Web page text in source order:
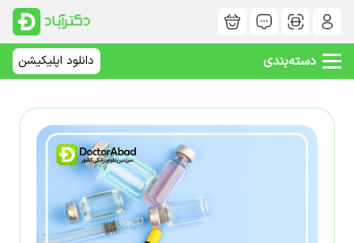
دسته‌بندی دانلود اپلیکیشن